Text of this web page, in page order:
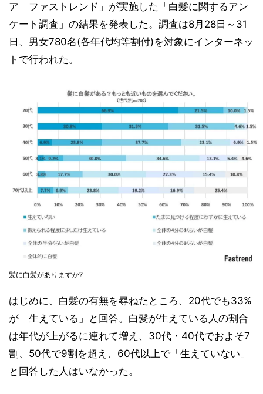
ア「ファストレンド」が実施した「白髪に関するアン
ケート調査」の結果を発表した。調査は8月28日～31
日、男女780名(各年代均等割付)を対象にインターネッ
トで行われた。
髪に白髪がありますか?
はじめに、白髪の有無を尋ねたところ、20代でも33%
が「生えている」と回答。白髪が生えている人の割合
は年代が上がるに連れて増え、30代・40代でおよそ7
割、50代で9割を超え、60代以上で「生えていない」
と回答した人はいなかった。